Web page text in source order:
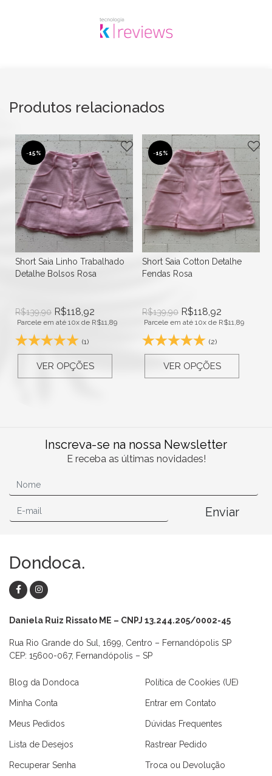
Produtos relacionados
-15%
Short Saia Linho Trabalhado
Detalhe Bolsos Rosa
R$139,90 R$118,92
Parcele em até 10x de R$11,89
(1)
VER OPÇÕES
-15%
Short Saia Cotton Detalhe
Fendas Rosa
R$139,90 R$118,92
Parcele em até 10x de R$11,89
(2)
VER OPÇÕES
Inscreva-se na nossa Newsletter
E receba as últimas novidades!
Enviar
Dondoca.
Daniela Ruiz Rissato ME – CNPJ 13.244.205/0002-45
Rua Rio Grande do Sul, 1699, Centro – Fernandópolis SP
CEP: 15600-067, Fernandópolis – SP
Blog da Dondoca
Minha Conta
Meus Pedidos
Lista de Desejos
Recuperar Senha
Política de Cookies (UE)
Entrar em Contato
Dúvidas Frequentes
Rastrear Pedido
Troca ou Devolução